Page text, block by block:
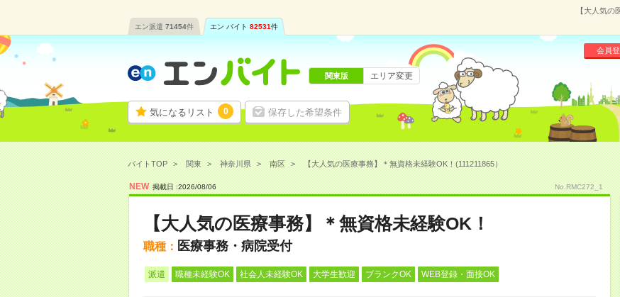
【大人気の
エン派遣 71454件 エン バイト 82531件
気になるリスト 0 保存した希望条件
会員
関東版 エリア変更
バイトTOP 関東 神奈川県 南区 【大人気の医療事務】＊無資格未経験OK！(111211865）
NEW 掲載日 :2026/08/06 No.RMC272_1
【大人気の医療事務】＊無資格未経験OK！
職種： 医療事務・病院受付
派遣 職種未経験OK 社会人未経験OK 大学生歓迎 ブランクOK WEB登録・面接OK